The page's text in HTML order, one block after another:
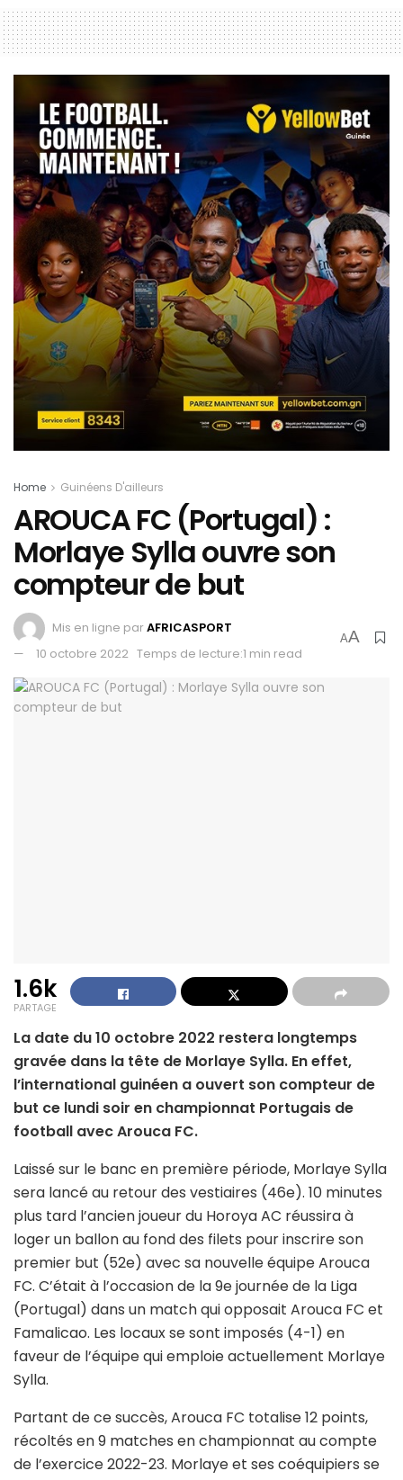
Home Guinéens D'ailleurs
AROUCA FC (Portugal) :
Morlaye Sylla ouvre son
compteur de but
Mis en ligne parAFRICASPORT
10 octobre 2022 Temps de lecture:1 min read
AA
1.6k
PARTAGE
La date du 10 octobre 2022 restera longtemps
gravée dans la tête de Morlaye Sylla. En effet,
l’international guinéen a ouvert son compteur de
but ce lundi soir en championnat Portugais de
football avec Arouca FC.
Laissé sur le banc en première période, Morlaye Sylla
sera lancé au retour des vestiaires (46e). 10 minutes
plus tard l’ancien joueur du Horoya AC réussira à
loger un ballon au fond des filets pour inscrire son
premier but (52e) avec sa nouvelle équipe Arouca
FC. C’était à l’occasion de la 9e journée de la Liga
(Portugal) dans un match qui opposait Arouca FC et
Famalicao. Les locaux se sont imposés (4-1) en
faveur de l’équipe qui emploie actuellement Morlaye
Sylla.
Partant de ce succès, Arouca FC totalise 12 points,
récoltés en 9 matches en championnat au compte
de l’exercice 2022-23. Morlaye et ses coéquipiers se